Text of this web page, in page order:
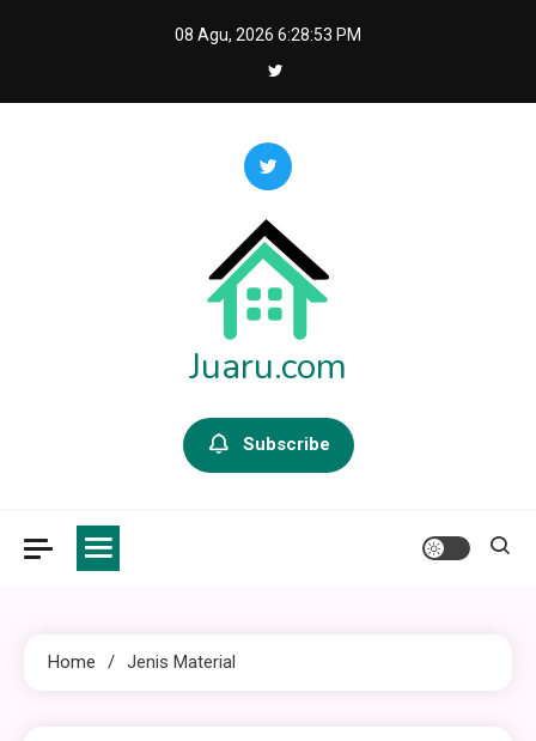
08 Agu, 2026 6:28:55 PM
Juaru.com
Subscribe
Home Jenis Material